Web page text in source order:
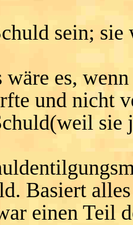
sein; sie
wäre es,
und nicht
Basiert
einen Teil